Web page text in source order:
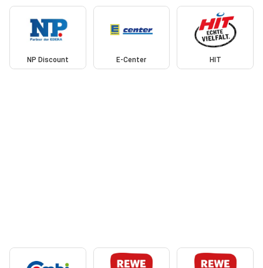
NP Discount E-Center HIT